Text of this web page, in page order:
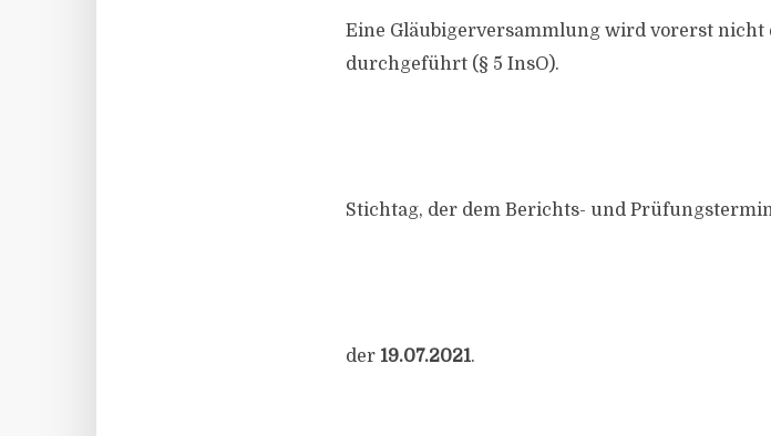
Eine Gläubigerversammlung wird vorerst
durchgeführt (§ 5 InsO).
Stichtag, der dem Berichts- und
der 19.07.2021.